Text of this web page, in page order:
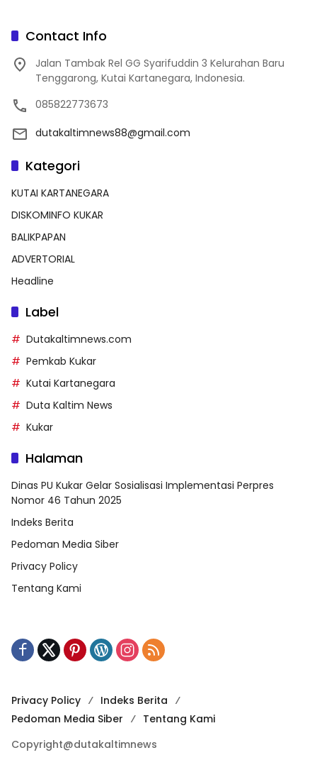
Contact Info
Jalan Tambak Rel GG Syarifuddin 3 Kelurahan Baru
Tenggarong, Kutai Kartanegara, Indonesia.
085822773673
dutakaltimnews88@gmail.com
Kategori
KUTAI KARTANEGARA
DISKOMINFO KUKAR
BALIKPAPAN
ADVERTORIAL
Headline
Label
Dutakaltimnews.com
Pemkab Kukar
Kutai Kartanegara
Duta Kaltim News
Kukar
Halaman
Dinas PU Kukar Gelar Sosialisasi Implementasi Perpres
Nomor 46 Tahun 2025
Indeks Berita
Pedoman Media Siber
Privacy Policy
Tentang Kami
Privacy Policy
Indeks Berita
Pedoman Media Siber
Tentang Kami
Copyright@dutakaltimnews